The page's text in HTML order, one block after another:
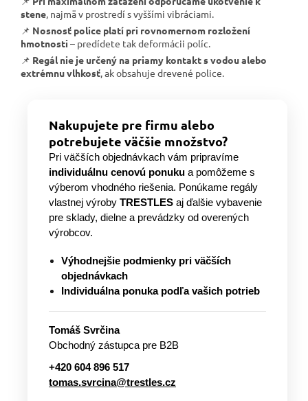
stene , najmä v prostredí s vyššími vibráciami.
📌 Nosnosť police platí pri rovnomernom rozložení
hmotnosti – predídete tak deformácii políc.
📌 Regál nie je určený na priamy kontakt s vodou alebo
extrémnu vlhkosť , ak obsahuje drevené police.
Nakupujete pre firmu alebo
potrebujete väčšie množstvo?
Pri väčších objednávkach vám pripravíme
individuálnu cenovú ponuku a pomôžeme s
výberom vhodného riešenia. Ponúkame regály
vlastnej výroby TRESTLES aj ďalšie vybavenie
pre sklady, dielne a prevádzky od overených
výrobcov.
Výhodnejšie podmienky pri väčších
objednávkach
Individuálna ponuka podľa vašich potrieb
Tomáš Svrčina
Obchodný zástupca pre B2B
+420 604 896 517
tomas.svrcina@trestles.cz